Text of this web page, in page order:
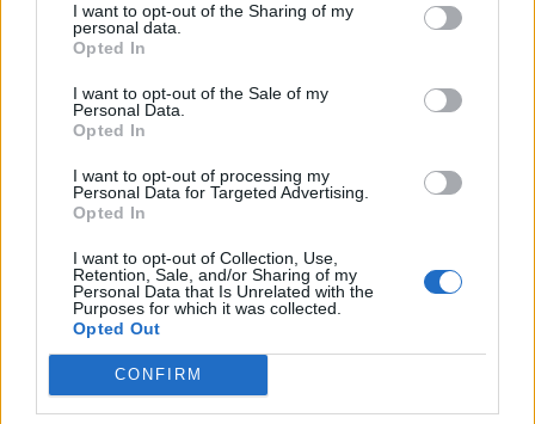
I want to opt-out of the Sharing of my
personal data.
Opted In
I want to opt-out of the Sale of my
Personal Data.
Opted In
I want to opt-out of processing my
Personal Data for Targeted Advertising.
Opted In
I want to opt-out of Collection, Use,
Retention, Sale, and/or Sharing of my
Personal Data that Is Unrelated with the
Purposes for which it was collected.
Opted Out
CONFIRM
Péntek reggeli túlélőcsomag: időjárás, hírek,
árfolyamok, névnap (2026. augusztus 7.)
A Pénzcentrum 2026. augusztus 7.-i hírösszefoglalója,
deviza árfolyamai, heti akciók és várható időjárás egy